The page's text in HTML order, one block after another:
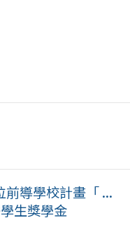
導學校計畫「 ...
生獎學金